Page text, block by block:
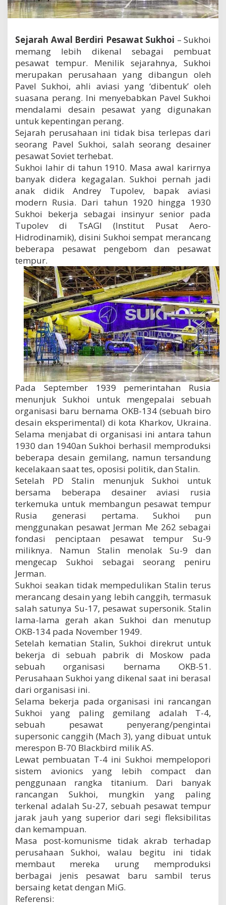
r
u
h
a
a
n
P
e
a
t
S
u
k
h
o
i
Sejarah Awal Berdiri Pesawat Sukhoi – Sukhoi
memang lebih dikenal sebagai pembuat
pesawat tempur. Menilik sejarahnya, Sukhoi
merupakan perusahaan yang dibangun oleh
Pavel Sukhoi, ahli aviasi yang ‘dibentuk’ oleh
suasana perang. Ini menyebabkan Pavel Sukhoi
mendalami desain pesawat yang digunakan
untuk kepentingan perang.
Sejarah perusahaan ini tidak bisa terlepas dari
seorang Pavel Sukhoi, salah seorang desainer
pesawat Soviet terhebat.
Sukhoi lahir di tahun 1910. Masa awal karirnya
banyak didera kegagalan. Sukhoi pernah jadi
anak didik Andrey Tupolev, bapak aviasi
modern Rusia. Dari tahun 1920 hingga 1930
Sukhoi bekerja sebagai insinyur senior pada
Tupolev di TsAGI (Institut Pusat Aero-
Hidrodinamik), disini Sukhoi sempat merancang
beberapa pesawat pengebom dan pesawat
tempur.
Pada September 1939 pemerintahan Rusia
menunjuk Sukhoi untuk mengepalai sebuah
organisasi baru bernama OKB-134 (sebuah biro
desain eksperimental) di kota Kharkov, Ukraina.
Selama menjabat di organisasi ini antara tahun
1930 dan 1940an Sukhoi berhasil memproduksi
beberapa desain gemilang, namun tersandung
kecelakaan saat tes, oposisi politik, dan Stalin.
Setelah PD Stalin menunjuk Sukhoi untuk
bersama beberapa desainer aviasi rusia
terkemuka untuk membangun pesawat tempur
Rusia generasi pertama. Sukhoi pun
menggunakan pesawat Jerman Me 262 sebagai
fondasi penciptaan pesawat tempur Su-9
miliknya. Namun Stalin menolak Su-9 dan
mengecap Sukhoi sebagai seorang peniru
Jerman.
Sukhoi seakan tidak mempedulikan Stalin terus
merancang desain yang lebih canggih, termasuk
salah satunya Su-17, pesawat supersonik. Stalin
lama-lama gerah akan Sukhoi dan menutup
OKB-134 pada November 1949.
Setelah kematian Stalin, Sukhoi direkrut untuk
bekerja di sebuah pabrik di Moskow pada
sebuah organisasi bernama OKB-51.
Perusahaan Sukhoi yang dikenal saat ini berasal
dari organisasi ini.
Selama bekerja pada organisasi ini rancangan
Sukhoi yang paling gemilang adalah T-4,
sebuah pesawat penyerang/pengintai
supersonic canggih (Mach 3), yang dibuat untuk
merespon B-70 Blackbird milik AS.
Lewat pembuatan T-4 ini Sukhoi mempelopori
sistem avionics yang lebih compact dan
penggunaan rangka titanium. Dari banyak
rancangan Sukhoi, mungkin yang paling
terkenal adalah Su-27, sebuah pesawat tempur
jarak jauh yang superior dari segi fleksibilitas
dan kemampuan.
Masa post-komunisme tidak akrab terhadap
perusahaan Sukhoi, walau begitu ini tidak
membaut mereka urung memproduksi
berbagai jenis pesawat baru sambil terus
bersaing ketat dengan MiG.
Referensi: